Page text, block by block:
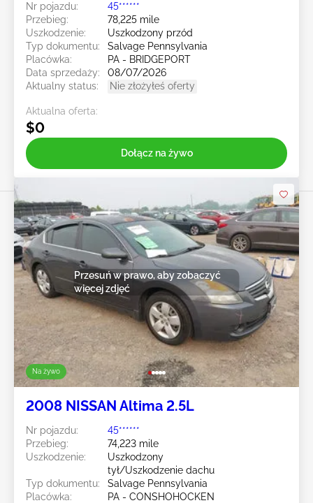
Nr pojazdu:
45******
Przebieg:
78,225 mile
Uszkodzenie:
Uszkodzony przód
Typ dokumentu:
Salvage Pennsylvania
Placówka:
PA - BRIDGEPORT
Data sprzedaży:
08/07/2026
Aktualny status:
Nie złożyłeś oferty
Aktualna oferta:
$0
Dołącz na żywo
Na żywo
Przesuń w prawo, aby zobaczyć
więcej zdjęć
2008 NISSAN Altima 2.5L
Nr pojazdu:
45******
Przebieg:
74,223 mile
Uszkodzenie:
Uszkodzony
tył/Uszkodzenie dachu
Typ dokumentu:
Salvage Pennsylvania
Placówka:
PA - CONSHOHOCKEN